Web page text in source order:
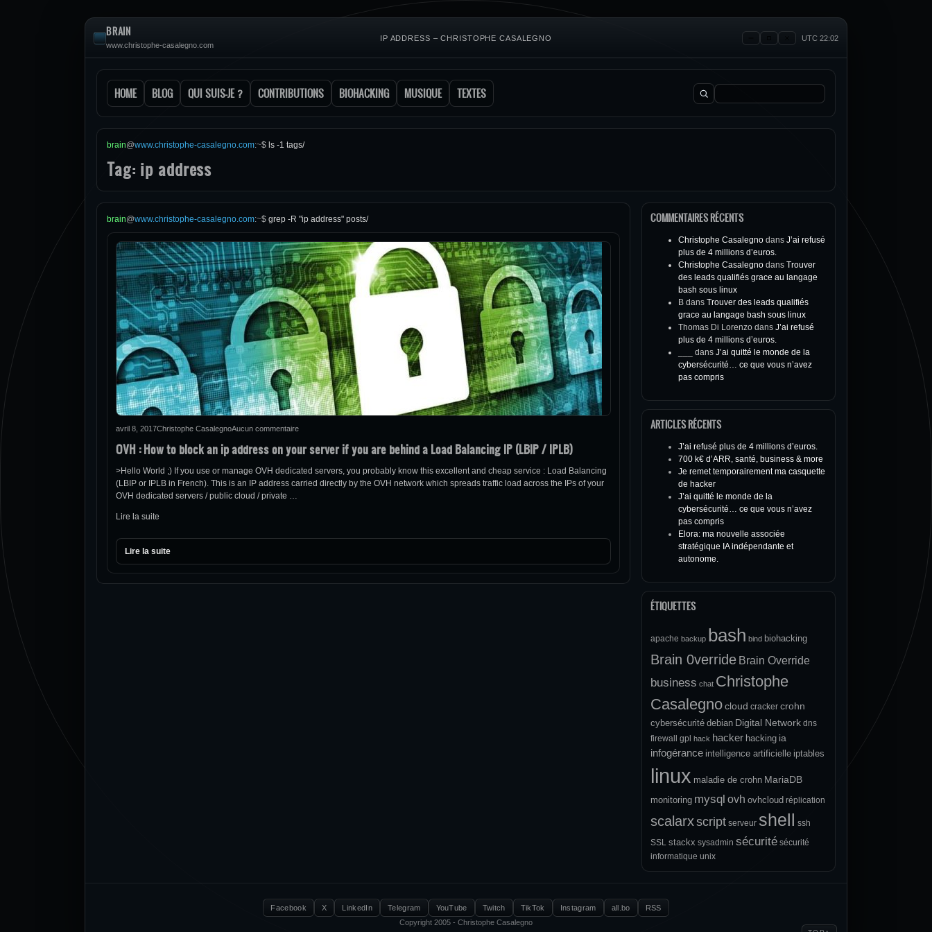
BRAIN
www.christophe-casalegno.com
IP ADDRESS – CHRISTOPHE CASALEGNO UTC 22:02
HOME BLOG QUI SUIS-JE ? CONTRIBUTIONS BIOHACKING MUSIQUE TEXTES Rechercher :
brain@www.christophe-casalegno.com:~$ ls -1 tags/
Tag: ip address
brain@www.christophe-casalegno.com:~$ grep -R "ip address" posts/
avril 8, 2017Christophe CasalegnoAucun commentaire
OVH : How to block an ip address on your server if you are behind a Load Balancing IP (LBIP / IPLB)
>Hello World ;) If you use or manage OVH dedicated servers, you probably know this excellent and cheap service : Load Balancing
(LBIP or IPLB in French). This is an IP address carried directly by the OVH network which spreads traffic load across the IPs of your
OVH dedicated servers / public cloud / private …
Lire la suite
Lire la suite
COMMENTAIRES RÉCENTS
Christophe Casalegno dans J’ai refusé
plus de 4 millions d’euros.
Christophe Casalegno dans Trouver
des leads qualifiés grace au langage
bash sous linux
B dans Trouver des leads qualifiés
grace au langage bash sous linux
Thomas Di Lorenzo dans J’ai refusé
plus de 4 millions d’euros.
dans J’ai quitté le monde de la
cybersécurité… ce que vous n’avez
pas compris
ARTICLES RÉCENTS
J’ai refusé plus de 4 millions d’euros.
700 k€ d’ARR, santé, business & more
Je remet temporairement ma casquette
de hacker
J’ai quitté le monde de la
cybersécurité… ce que vous n’avez
pas compris
Elora: ma nouvelle associée
stratégique IA indépendante et
autonome.
ÉTIQUETTES
apache backup bash bind biohacking
Brain 0verride Brain Override
business chat Christophe
Casalegnocloud cracker crohn
cybersécurité debian Digital Network dns
firewall
gpl hack hacker hacking ia
infogérance intelligence artificielle iptables
linux maladie de crohn MariaDB
monitoring mysql ovh ovhcloud réplication
scalarxscript serveur shell
ssh
SSL stackx sysadmin sécurité sécurité
informatique unix
Facebook X LinkedIn Telegram YouTube Twitch TikTok Instagram all.bo
RSS
Copyright 2005 - Christophe Casalegno